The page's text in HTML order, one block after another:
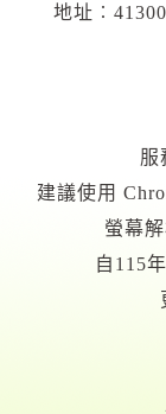
地址
服
建議使用
螢幕
自115